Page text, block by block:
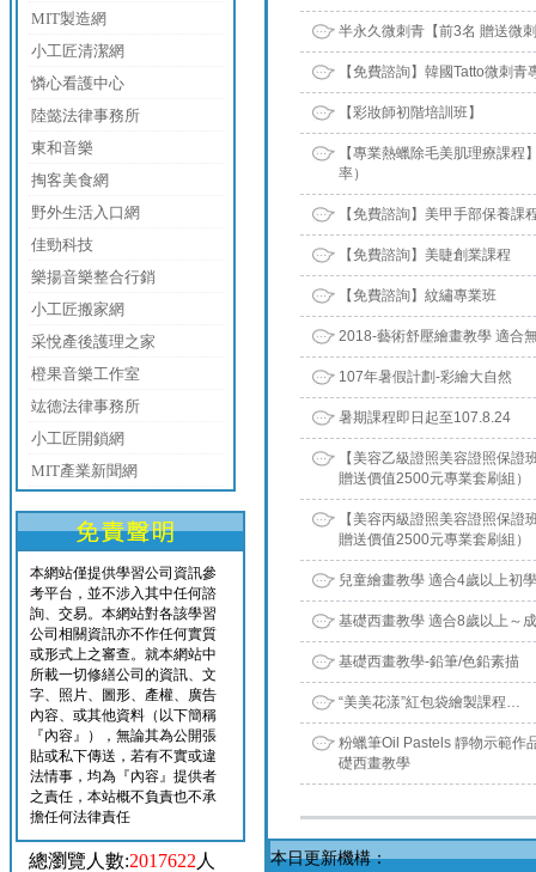
MIT製造網
小工匠清潔網
憐心看護中心
陸懿法律事務所
東和音樂
掏客美食網
野外生活入口網
佳勁科技
樂揚音樂整合行銷
小工匠搬家網
采悅產後護理之家
橙果音樂工作室
竑德法律事務所
小工匠開鎖網
MIT產業新聞網
本網站僅提供學習公司資訊參
考平台，並不涉入其中任何諮
詢、交易。本網站對各該學習
公司相關資訊亦不作任何實質
或形式上之審查。就本網站中
所載一切修繕公司的資訊、文
字、照片、圖形、產權、廣告
內容、或其他資料（以下簡稱
『內容』），無論其為公開張
貼或私下傳送，若有不實或違
法情事，均為『內容』提供者
之責任，本站概不負責也不承
擔任何法律責任
總瀏覽人數:2017622 人
半永久微刺青【前3名 贈送微
【免費諮詢】韓國Tatto微刺青
【彩妝師初階培訓班】
【專業熱蠟除毛美肌理療課程
率）
【免費諮詢】美甲手部保養課
【免費諮詢】美睫創業課程
【免費諮詢】紋繡專業班
2018-藝術舒壓繪畫教學 適合
107年暑假計劃-彩繪大自然
暑期課程即日起至107.8.24
【美容乙級證照美容證照保證
贈送價值2500元專業套刷組）
【美容丙級證照美容證照保證
贈送價值2500元專業套刷組）
兒童繪畫教學 適合4歲以上初
基礎西畫教學 適合8歲以上～
基礎西畫教學-鉛筆/色鉛素描
“美美花漾”紅包袋繪製課程…
粉蠟筆Oil Pastels 靜物示範作
礎西畫教學
本日更新機構：